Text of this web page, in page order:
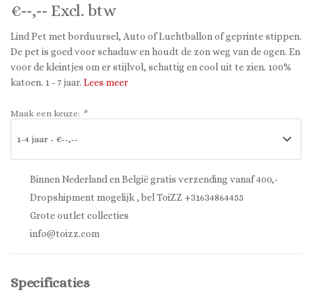
€--,-- Excl. btw
Lind Pet met borduursel, Auto of Luchtballon of geprinte stippen.
De pet is goed voor schaduw en houdt de zon weg van de ogen. En
voor de kleintjes om er stijlvol, schattig en cool uit te zien. 100%
katoen. 1 - 7 jaar. Lees meer
Maak een keuze: *
Binnen Nederland en België gratis verzending vanaf 400,-
Dropshipment mogelijk , bel ToiZZ +31634864455
Grote outlet collecties
info@toizz.com
Specificaties